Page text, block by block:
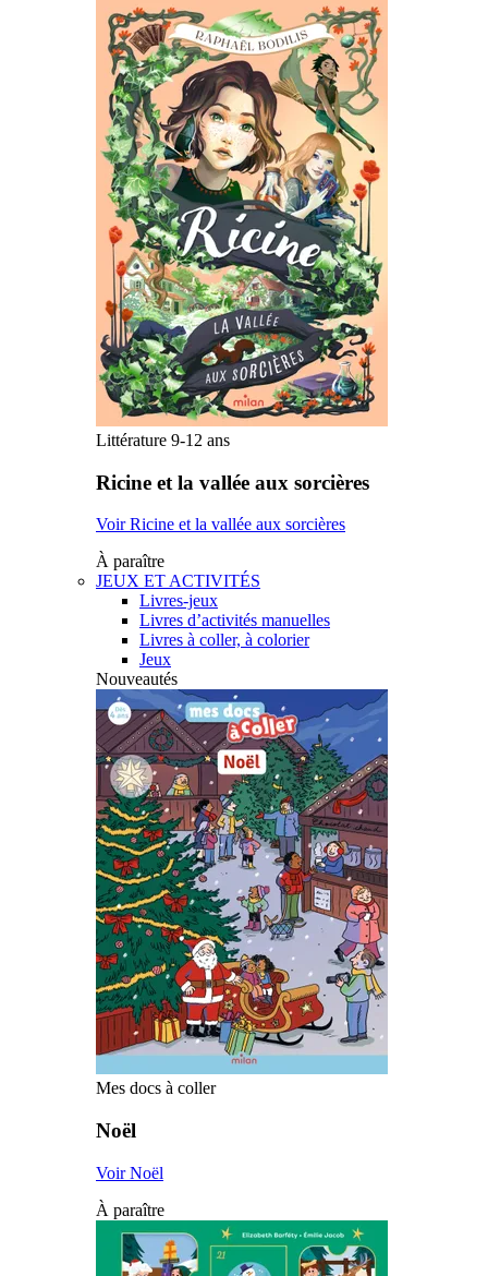
Littérature 9-12 ans
Ricine et la vallée aux sorcières
Voir Ricine et la vallée aux sorcières
À paraître
JEUX ET ACTIVITÉS
Livres-jeux
Livres d’activités manuelles
Livres à coller, à colorier
Jeux
Nouveautés
Mes docs à coller
Noël
Voir Noël
À paraître